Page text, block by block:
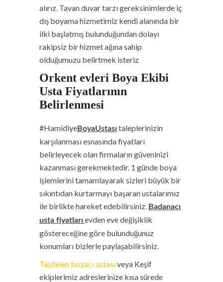
alırız. Tavan duvar tarzı gereksinimlerde iç
dış boyama hizmetimiz kendi alanında bir
ilki başlatmış bulunduğundan dolayı
rakipsiz bir hizmet ağına sahip
olduğumuzu belirtmek isteriz
Orkent evleri Boya Ekibi
Usta Fiyatlarının
Belirlenmesi
#HamidiyeBoyaUstası taleplerinizin
karşılanması esnasında fiyatları
belirleyecek olan firmaların güveninizi
kazanması gerekmektedir. 1 günde boya
işlemlerini tamamlayarak sizleri büyük bir
sıkıntıdan kurtarmayı başaran ustalarımız
ile birlikte hareket edebilirsiniz. Badanacı
usta fiyatları evden eve değişiklik
göstereceğine göre bulunduğunuz
konumları bizlerle paylaşabilirsiniz.
Taşdelen boyacı ustasıveya Keşif
ekiplerimiz adreslerinize kısa sürede